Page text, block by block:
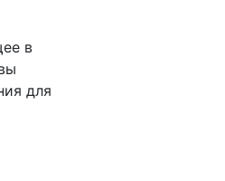
в
для